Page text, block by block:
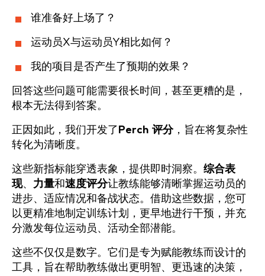
谁准备好上场了？
运动员X与运动员Y相比如何？
我的项目是否产生了预期的效果？
回答这些问题可能需要很长时间，甚至更糟的是，
根本无法得到答案。
正因如此，我们开发了 Perch 评分，旨在将复杂性
转化为清晰度。
这些新指标能穿透表象，提供即时洞察。 综合表
现、 力量和速度评分让教练能够清晰掌握运动员的
进步、适应情况和备战状态。借助这些数据，您可
以更精准地制定训练计划，更早地进行干预，并充
分激发每位运动员、活动全部潜能。
这些不仅仅是数字。它们是专为赋能教练而设计的
工具，旨在帮助教练做出更明智、更迅速的决策，